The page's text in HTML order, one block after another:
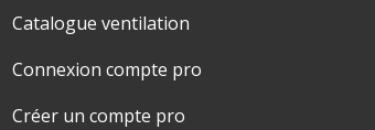
Catalogue ventilation
Connexion compte pro
Créer un compte pro